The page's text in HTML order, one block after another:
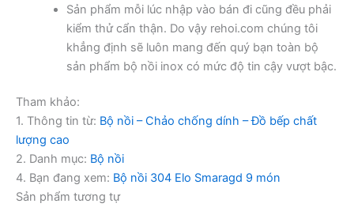
Sản phẩm mỗi lúc nhập vào bán đi cũng đều phải
kiểm thử cẩn thận. Do vậy rehoi.com chúng tôi
khẳng định sẽ luôn mang đến quý bạn toàn bộ
sản phẩm bộ nồi inox có mức độ tin cậy vượt bậc.
Tham khảo:
1. Thông tin từ: Bộ nồi – Chảo chống dính – Đồ bếp chất
lượng cao
2. Danh mục: Bộ nồi
4. Bạn đang xem: Bộ nồi 304 Elo Smaragd 9 món
Sản phẩm tương tự